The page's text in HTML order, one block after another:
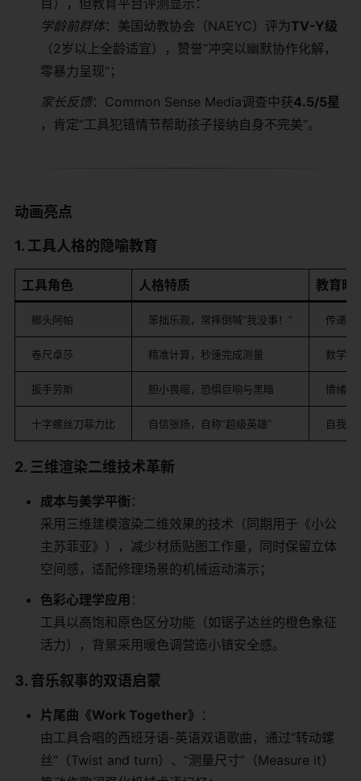
目），但教育平台评测显示：
学龄前群体：美国幼教协会（NAEYC）评为​​TV-Y级​
（2岁以上全龄适宜），赞誉“冲突以幽默协作化解，
零暴力呈现”；
家长反馈：Common Sense Media调查中获​​4.5/5星​
，肯定“工具犯错情节帮助孩子接纳自身不完美”。
​动画亮点​
​1. 工具人格的隐喻教育​
​工具角色​ ​人格特质​ 教育映
榔头阿帕 笨拙乐观，常摔倒喊“我没事！” 传递挫
卷尺卓莎 精准计算，秒速完成测量 数学思
扳手劳斯 胆小畏缩，恐惧巨响与黑暗 情绪管
十字螺丝刀菲力比 自信张扬，自称“超级英雄” 自我认
​2. 三维渲染二维技术革新​
​成本与美学平衡​ ​：
采用三维建模渲染二维效果的技术（同期用于《小公
主苏菲亚》），减少材质贴图工作量，同时保留立体
空间感，适配修理场景的机械运动演示；
​色彩心理学应用​ ​：
工具以高饱和原色区分功能（如锯子达丝的橙色象征
活力），背景采用暖色调营造小镇安全感。
​3. 音乐叙事的双语启蒙​
​片尾曲《Work Together》​ ​：
由工具合唱的西班牙语-英语双语歌曲，通过“转动螺
丝”（Twist and turn）、“测量尺寸”（Measure it）